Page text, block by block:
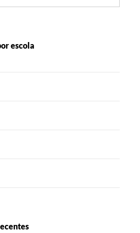
escola